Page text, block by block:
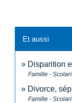
Et aussi
Disparition
Famille -
Divorce,
Famille -